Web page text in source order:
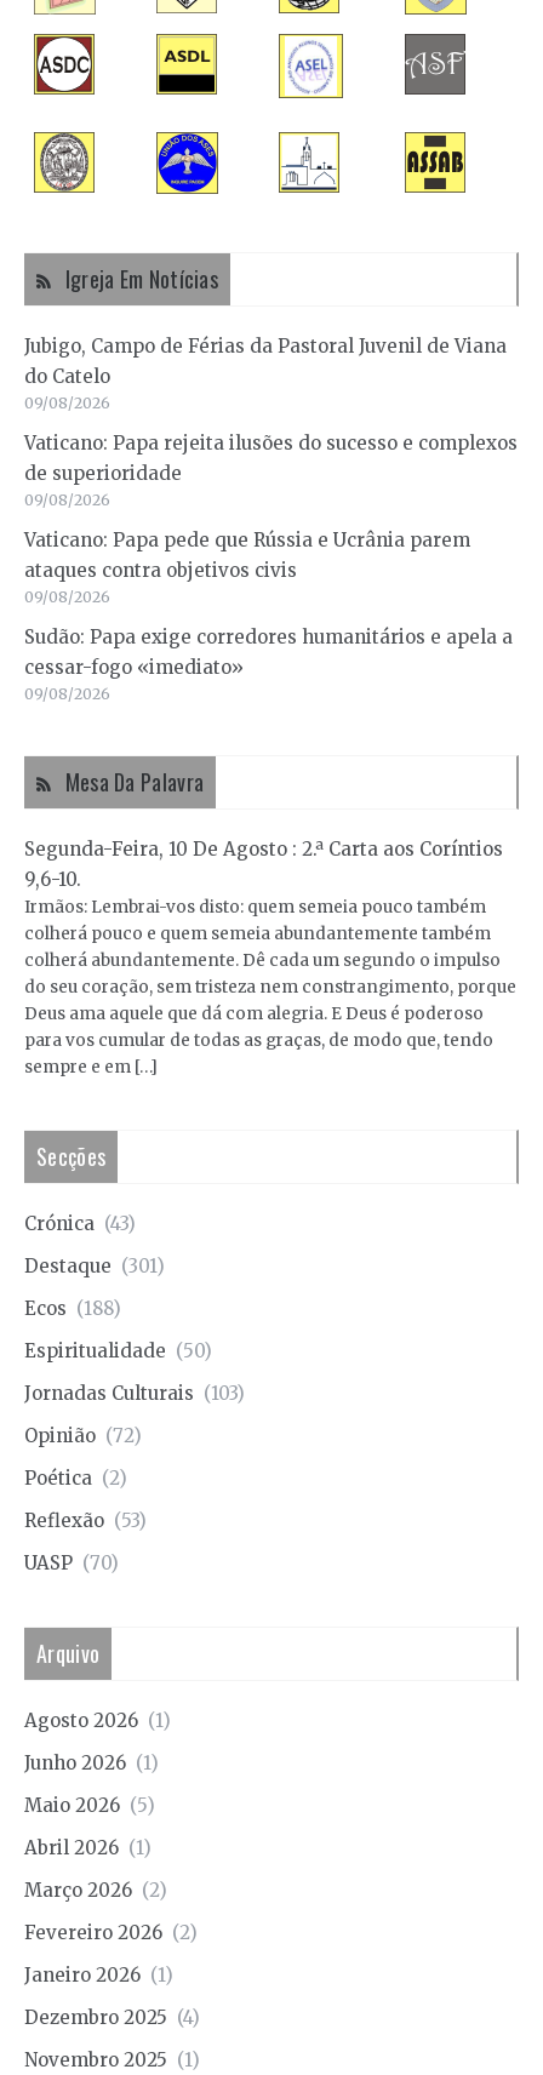
Igreja Em Notícias
Jubigo, Campo de Férias da Pastoral Juvenil de Viana
do Catelo
09/08/2026
Vaticano: Papa rejeita ilusões do sucesso e complexos
de superioridade
09/08/2026
Vaticano: Papa pede que Rússia e Ucrânia parem
ataques contra objetivos civis
09/08/2026
Sudão: Papa exige corredores humanitários e apela a
cessar-fogo «imediato»
09/08/2026
Mesa Da Palavra
Segunda-Feira, 10 De Agosto : 2.ª Carta aos Coríntios
9,6-10.
Irmãos: Lembrai-vos disto: quem semeia pouco também
colherá pouco e quem semeia abundantemente também
colherá abundantemente. Dê cada um segundo o impulso
do seu coração, sem tristeza nem constrangimento, porque
Deus ama aquele que dá com alegria. E Deus é poderoso
para vos cumular de todas as graças, de modo que, tendo
sempre e em […]
Secções
Crónica (43)
Destaque (301)
Ecos (188)
Espiritualidade (50)
Jornadas Culturais (103)
Opinião (72)
Poética (2)
Reflexão (53)
UASP (70)
Arquivo
Agosto 2026 (1)
Junho 2026 (1)
Maio 2026 (5)
Abril 2026 (1)
Março 2026 (2)
Fevereiro 2026 (2)
Janeiro 2026 (1)
Dezembro 2025 (4)
Novembro 2025 (1)